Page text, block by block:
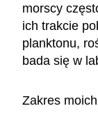
morscy
ich trakcie
planktonu,
bada się w
Zakres